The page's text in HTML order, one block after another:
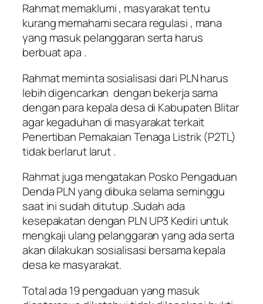
Rahmat memaklumi , masyarakat tentu
kurang memahami secara regulasi , mana
yang masuk pelanggaran serta harus
berbuat apa .
Rahmat meminta sosialisasi dari PLN harus
lebih digencarkan dengan bekerja sama
dengan para kepala desa di Kabupaten Blitar
agar kegaduhan di masyarakat terkait
Penertiban Pemakaian Tenaga Listrik (P2TL)
tidak berlarut larut .
Rahmat juga mengatakan Posko Pengaduan
Denda PLN yang dibuka selama seminggu
saat ini sudah ditutup .Sudah ada
kesepakatan dengan PLN UP3 Kediri untuk
mengkaji ulang pelanggaran yang ada serta
akan dilakukan sosialisasi bersama kepala
desa ke masyarakat.
Total ada 19 pengaduan yang masuk